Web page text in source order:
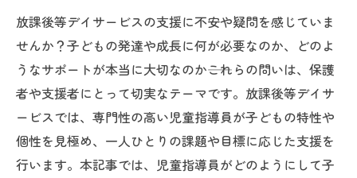
放課後等デイサービスの支援に不安や疑問を感じていま
せんか？子どもの発達や成長に何が必要なのか、どのよ
うなサポートが本当に大切なのか――これらの問いは、保護
者や支援者にとって切実なテーマです。放課後等デイサ
ービスでは、専門性の高い児童指導員が子どもの特性や
個性を見極め、一人ひとりの課題や目標に応じた支援を
行います。本記事では、児童指導員がどのようにして子